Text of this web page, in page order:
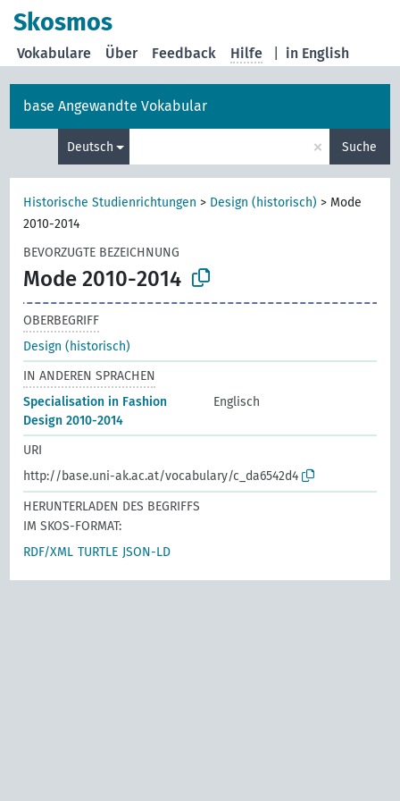
Skosmos
in English
Vokabulare Über Feedback Hilfe
base Angewandte Vokabular
Deutsch × Suche
Historische Studienrichtungen > Design (historisch) > Mode
2010-2014
BEVORZUGTE BEZEICHNUNG
Mode 2010-2014
OBERBEGRIFF
Design (historisch)
IN ANDEREN SPRACHEN
Specialisation in Fashion
Design 2010-2014
Englisch
URI
http://base.uni-ak.ac.at/vocabulary/c_da6542d4
HERUNTERLADEN DES BEGRIFFS
IM SKOS-FORMAT:
RDF/XML TURTLE JSON-LD